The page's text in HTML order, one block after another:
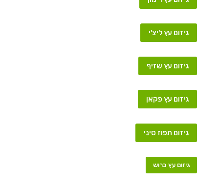
גיזום עץ ליצ'י
גיזום עץ שזיף
גיזום עץ פקאן
גיזום תפוז סיני
גיזום עץ ברוש